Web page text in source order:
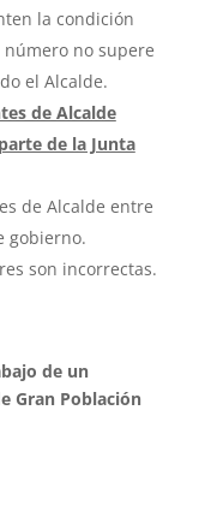
la condición
no supere
el Alcalde.
de Alcalde
de la Junta
de Alcalde entre
gobierno.
son incorrectas.
de un
Gran Población